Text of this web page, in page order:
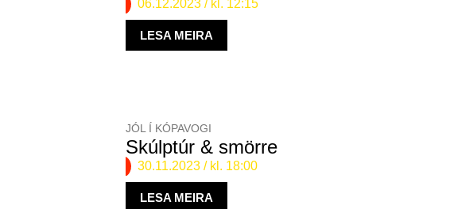
06.12.2023/ kl. 12:15
LESA MEIRA
JÓL Í KÓPAVOGI
Skúlptúr & smörre
30.11.2023/ kl. 18:00
LESA MEIRA